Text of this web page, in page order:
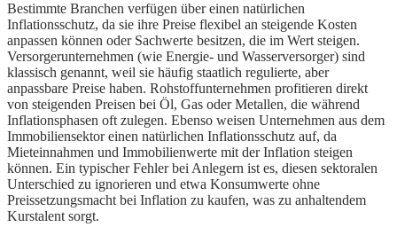
Bestimmte Branchen verfügen über einen natürlichen
Inflationsschutz, da sie ihre Preise flexibel an steigende Kosten
anpassen können oder Sachwerte besitzen, die im Wert steigen.
Versorgerunternehmen (wie Energie- und Wasserversorger) sind
klassisch genannt, weil sie häufig staatlich regulierte, aber
anpassbare Preise haben. Rohstoffunternehmen profitieren direkt
von steigenden Preisen bei Öl, Gas oder Metallen, die während
Inflationsphasen oft zulegen. Ebenso weisen Unternehmen aus dem
Immobiliensektor einen natürlichen Inflationsschutz auf, da
Mieteinnahmen und Immobilienwerte mit der Inflation steigen
können. Ein typischer Fehler bei Anlegern ist es, diesen sektoralen
Unterschied zu ignorieren und etwa Konsumwerte ohne
Preissetzungsmacht bei Inflation zu kaufen, was zu anhaltendem
Kurstalent sorgt.